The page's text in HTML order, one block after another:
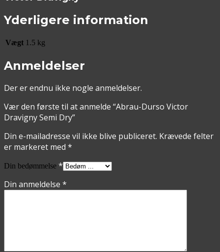
Yderligere information
Vægt 1.5 kg
Anmeldelser
Der er endnu ikke nogle anmeldelser.
Vær den første til at anmelde “Abrau-Durso Victor
Dravigny Semi Dry”
Din e-mailadresse vil ikke blive publiceret. Krævede felter
er markeret med *
Din bedømmelse *
Din anmeldelse *